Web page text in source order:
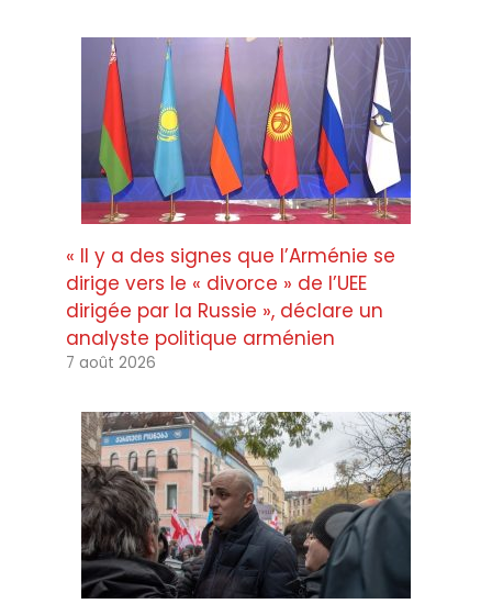
« Il y a des signes que l’Arménie se
dirige vers le « divorce » de l’UEE
dirigée par la Russie », déclare un
analyste politique arménien
7 août 2026